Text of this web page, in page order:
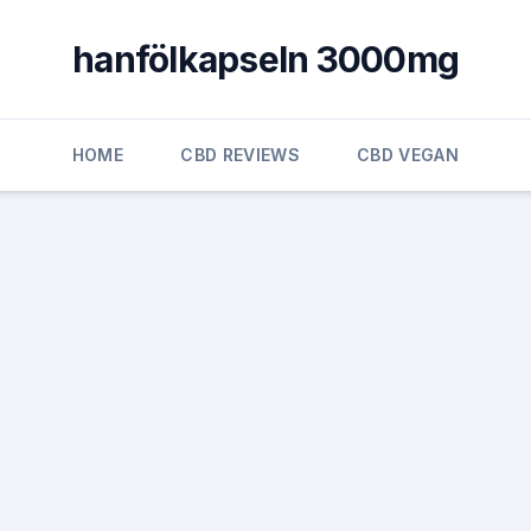
hanfölkapseln 3000mg
HOME CBD REVIEWS CBD VEGAN